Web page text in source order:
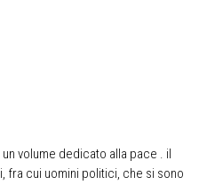
volume dedicato alla pace . il
fra cui uomini politici, che si sono